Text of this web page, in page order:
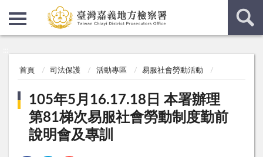
首頁 司法保護 活動專區 易服社會勞動活動
105年5月16.17.18日 本署辦理
第81梯次易服社會勞動制度勤前
說明會及專訓